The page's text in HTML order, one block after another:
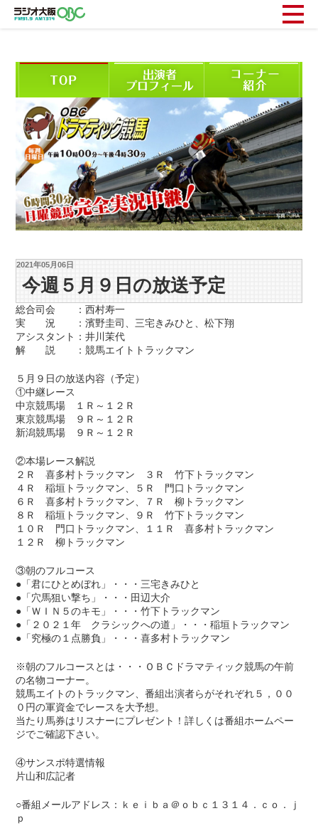
2021年05月06日
今週５月９日の放送予定
総合司会 ：西村寿一
実 況 ：濱野圭司、三宅きみひと、松下翔
アシスタント：井川茉代
解 説 ：競馬エイトトラックマン
５月９日の放送内容（予定）
①中継レース
中京競馬場 １Ｒ～１２Ｒ
東京競馬場 ９Ｒ～１２Ｒ
新潟競馬場 ９Ｒ～１２Ｒ
②本場レース解説
２Ｒ 喜多村トラックマン ３Ｒ 竹下トラックマン
４Ｒ 稲垣トラックマン、５Ｒ 門口トラックマン
６Ｒ 喜多村トラックマン、７Ｒ 柳トラックマン
８Ｒ 稲垣トラックマン、９Ｒ 竹下トラックマン
１０Ｒ 門口トラックマン、１１Ｒ 喜多村トラックマン
１２Ｒ 柳トラックマン
③朝のフルコース
●「君にひとめぼれ」・・・三宅きみひと
●「穴馬狙い撃ち」・・・田辺大介
●「ＷＩＮ５のキモ」・・・竹下トラックマン
●「２０２１年 クラシックへの道」・・・稲垣トラックマン
●「究極の１点勝負」・・・喜多村トラックマン
※朝のフルコースとは・・・ＯＢＣドラマティック競馬の午前
の名物コーナー。
競馬エイトのトラックマン、番組出演者らがそれぞれ５，００
０円の軍資金でレースを大予想。
当たり馬券はリスナーにプレゼント！詳しくは番組ホームペー
ジでご確認下さい。
④サンスポ特選情報
片山和広記者
○番組メールアドレス：ｋｅｉｂａ＠ｏｂｃ１３１４．ｃｏ．ｊ
ｐ